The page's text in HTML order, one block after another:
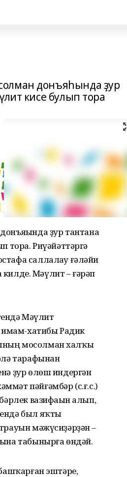
донъяһында ҙур
кисе булып тора
ҙур тантана
тора. Риүәйәттәргә
саллалаһу ғәләйһи
килде. Мәүлит – ғәрәп
Мәүлит
хатибы Радик
мосолман халҡы
тарафынан
ҙур өлөш индергән
пәйғәмбәр (с.ғ.с.)
вазифаһын алып,
был яҡты
мәжүсиҙәрҙән –
табынырға өндәй.
эштәре,